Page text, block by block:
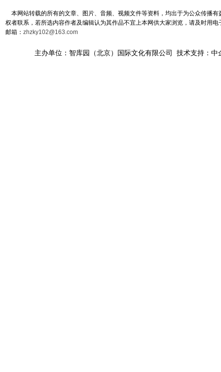
本网站转载的所有的文章、图片、音频、视频文件等资料，均出于为公众传播
权者联系，若所选内容作者及编辑认为其作品不宜上本网供大家浏览，请及时用
邮箱： zhzky102@163.com
主办单位：智库园（北京）国际文化有限公司 技术支持：